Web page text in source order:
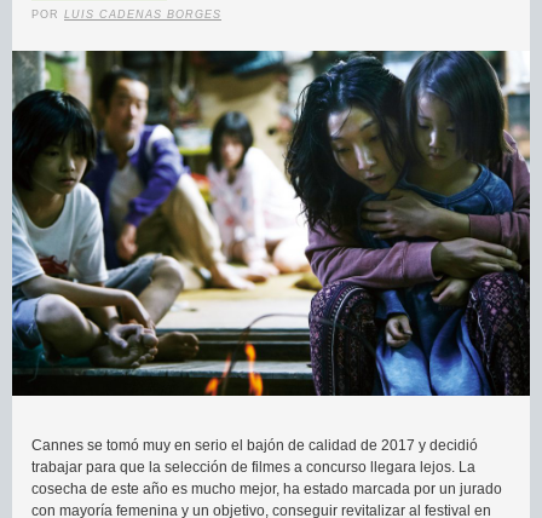
POR LUIS CADENAS BORGES
Cannes se tomó muy en serio el bajón de calidad de 2017 y decidió
trabajar para que la selección de filmes a concurso llegara lejos. La
cosecha de este año es mucho mejor, ha estado marcada por un jurado
con mayoría femenina y un objetivo, conseguir revitalizar al festival en